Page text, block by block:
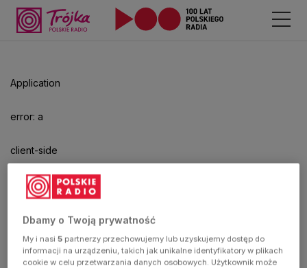
Application
error: a
client-side
exception
has
occurred
aby
odtwarzać.
Dbamy o Twoją prywatność
My i nasi5 partnerzy przechowujemy lub uzyskujemy dostęp do
informacji na urządzeniu, takich jak unikalne identyfikatory w plikach
cookie w celu przetwarzania danych osobowych. Użytkownik może